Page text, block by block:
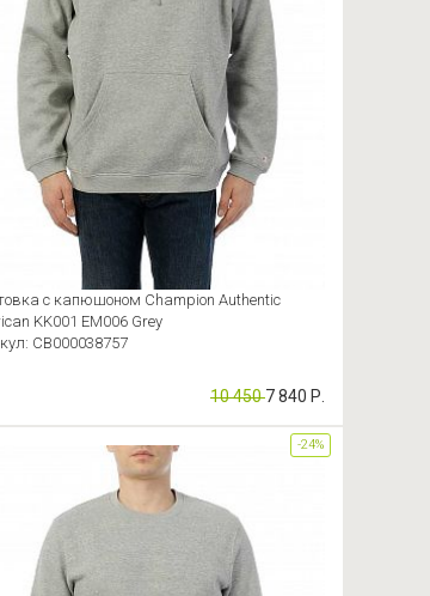
с капюшоном Champion Authentic
KK001 EM006 Grey
CB000038757
10 4507 840 Р.
-24%